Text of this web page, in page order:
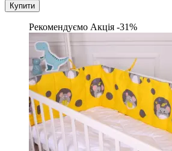
Купити
Рекомендуємо Акція -31%